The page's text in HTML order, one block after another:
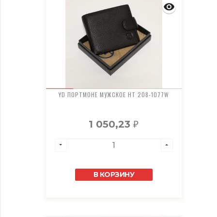
YD ПОРТМОНЕ МУЖСКОЕ HT 208-1077W
1 050,23₽
В КОРЗИНУ